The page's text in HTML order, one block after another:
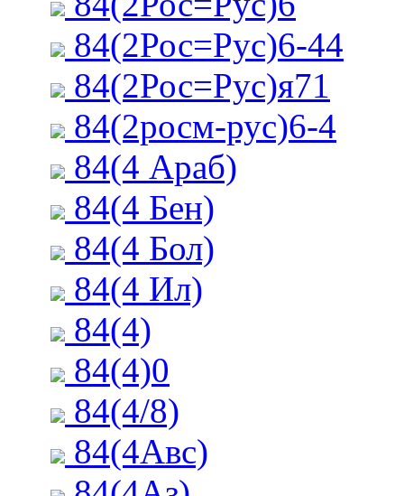
84(2Рос=Рус)6-44
84(2Рос=Рус)я71
84(2росм-рус)6-4
84(4 Араб)
84(4 Бен)
84(4 Бол)
84(4 Ил)
84(4)
84(4)0
84(4/8)
84(4Авс)